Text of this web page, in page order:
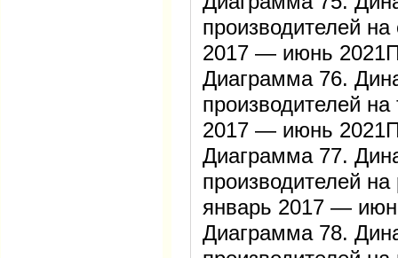
производителей
2017 — июнь
Диаграмма 76.
производителей
2017 — июнь
Диаграмма 77.
производителей
январь 2017 —
Диаграмма 78.